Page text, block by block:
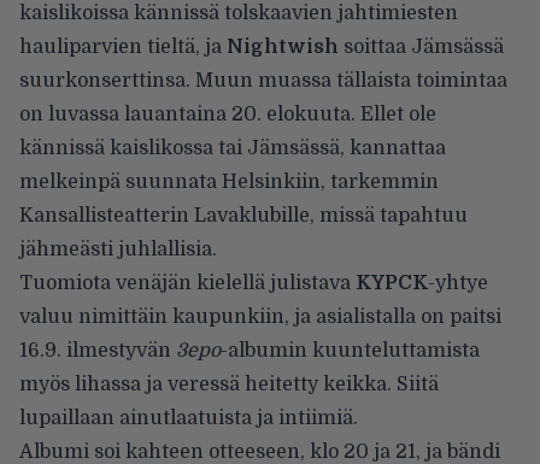
kaislikoissa kännissä tolskaavien jahtimiesten
hauliparvien tieltä, ja Nightwish soittaa Jämsässä
suurkonserttinsa. Muun muassa tällaista toimintaa
on luvassa lauantaina 20. elokuuta. Ellet ole
kännissä kaislikossa tai Jämsässä, kannattaa
melkeinpä suunnata Helsinkiin, tarkemmin
Kansallisteatterin Lavaklubille, missä tapahtuu
jähmeästi juhlallisia.
Tuomiota venäjän kielellä julistava KYPCK-yhtye
valuu nimittäin kaupunkiin, ja asialistalla on paitsi
16.9. ilmestyvän 3epo-albumin kuunteluttamista
myös lihassa ja veressä heitetty keikka. Siitä
lupaillaan ainutlaatuista ja intiimiä.
Albumi soi kahteen otteeseen, klo 20 ja 21, ja bändi